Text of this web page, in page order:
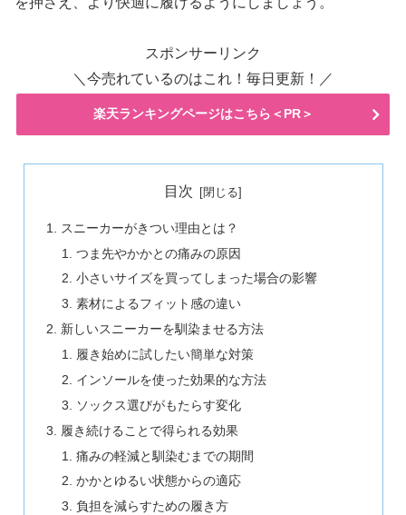
スポンサーリンク
＼今売れているのはこれ！毎日更新！／
楽天ランキングページはこちら＜PR＞
目次
スニーカーがきつい理由とは？
つま先やかかとの痛みの原因
小さいサイズを買ってしまった場合の影響
素材によるフィット感の違い
新しいスニーカーを馴染ませる方法
履き始めに試したい簡単な対策
インソールを使った効果的な方法
ソックス選びがもたらす変化
履き続けることで得られる効果
痛みの軽減と馴染むまでの期間
かかとゆるい状態からの適応
負担を減らすための履き方